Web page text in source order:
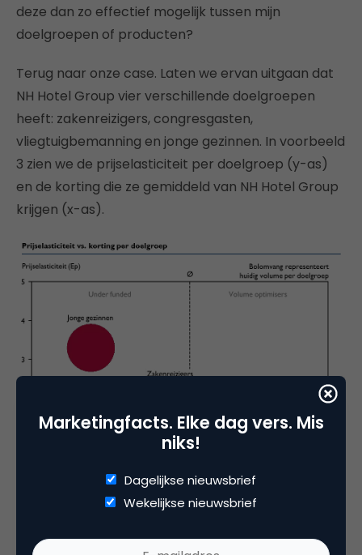
deze dan zo effectief mogelijk tussen mijn
doelgroepen of producten?
Terug naar onze case. Laten we ervan uitgaan dat
NH Hotel Group vier verschillende doelgroepen
heeft: zakenreizigers, congresgasten,
vliegtuigbemanning en jonge gezinnen. In voorbeeld
3 zien we de prijselasticiteit per doelgroep (y-as)
en de korting die ze gemiddeld van NH Hotel Group
krijgen (x-as).
Wat opvalt is dat de doelgroepen niet alleen
Marketingfacts. Elke dag vers. Mis
niks!
Dagelijkse nieuwsbrief
Wekelijkse nieuwsbrief